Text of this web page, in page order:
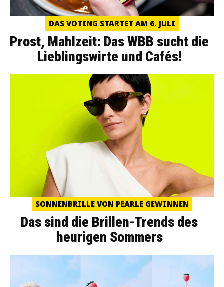
DAS VOTING STARTET AM 6. JULI
Prost, Mahlzeit: Das WBB sucht die
Lieblingswirte und Cafés!
SONNENBRILLE VON PEARLE GEWINNEN
Das sind die Brillen-Trends des
heurigen Sommers